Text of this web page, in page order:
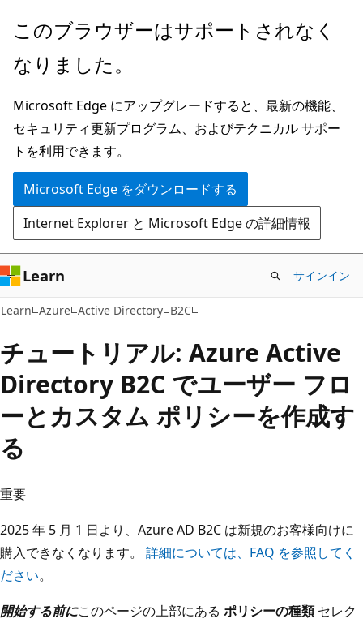
メ
ン
ン
テ
ン
ツ
に
ス
キ
ッ
プ
このブラウザーはサポートされなく
なりました。
Microsoft Edge にアップグレードすると、最新の機能、
セキュリティ更新プログラム、およびテクニカル サポー
トを利用できます。
Microsoft Edge をダウンロードする
Internet Explorer と Microsoft Edge の詳細情報
Learn サインイン
Learn Azure Active Directory B2C
チュートリアル: Azure Active
Directory B2C でユーザー フロ
ーとカスタム ポリシーを作成す
る
重要
2025 年 5 月 1 日より、Azure AD B2C は新規のお客様向けに
購入できなくなります。 詳細については、FAQ を参照してく
ださい。
開始する前にこのページの上部にある ポリシーの種類セレク